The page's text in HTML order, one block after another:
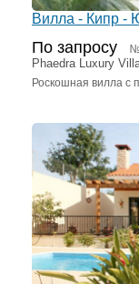
Вилла - Кипр -
По запросу
Phaedra Luxury
Роскошная вилла с